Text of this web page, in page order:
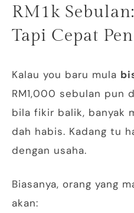
RM1k
Tapi Cepat
Kalau you baru mula
RM1,000 sebulan pun
bila fikir balik, banyak
dah habis. Kadang tu
dengan usaha.
Biasanya, orang yang
akan: